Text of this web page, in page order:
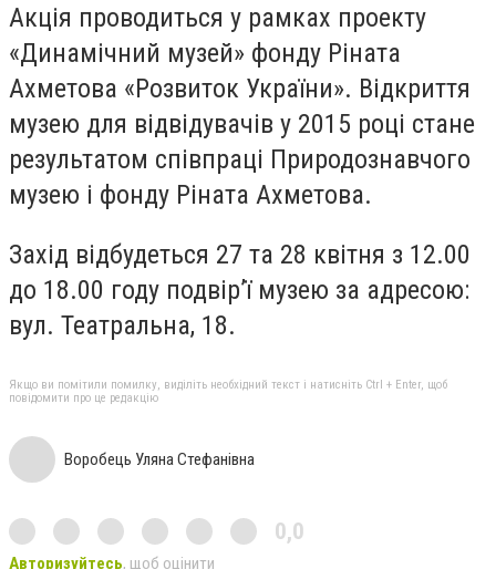
Акція проводиться у рамках проекту
«Динамічний музей» фонду Ріната
Ахметова «Розвиток України». Відкриття
музею для відвідувачів у 2015 році стане
результатом співпраці Природознавчого
музею і фонду Ріната Ахметова.
Захід відбудеться 27 та 28 квітня з 12.00
до 18.00 году подвір’ї музею за адресою:
вул. Театральна, 18.
Якщо ви помітили помилку, виділіть необхідний текст і натисніть Ctrl + Enter, щоб
повідомити про це редакцію
Воробець Уляна Стефанівна
0,0
Авторизуйтесь, щоб оцінити